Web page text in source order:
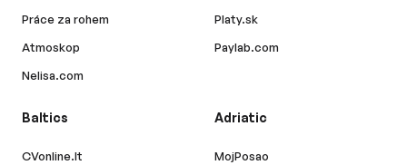
Práce za rohem
Atmoskop
Nelisa.com
Platy.sk
Paylab.com
Baltics
CVonline.lt
Adriatic
MojPosao